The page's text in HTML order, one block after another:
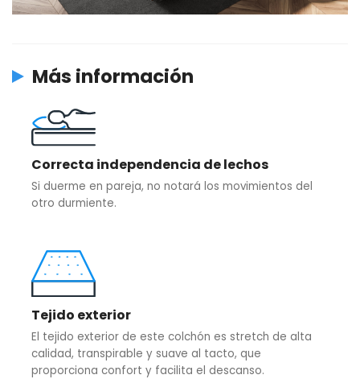
Más información
Correcta independencia de lechos
Si duerme en pareja, no notará los movimientos del
otro durmiente.
Tejido exterior
El tejido exterior de este colchón es stretch de alta
calidad, transpirable y suave al tacto, que
proporciona confort y facilita el descanso.